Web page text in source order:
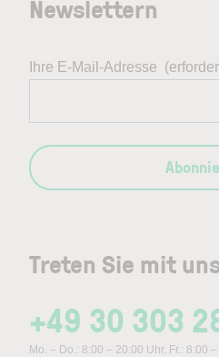
Treten Sie mit
+49 30 303
Mo. – Do.: 8:00 – 20:00 Uhr, Fr.: 8:00
Newslettern
Ihre E-Mail-Adresse